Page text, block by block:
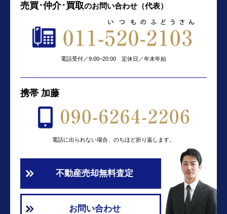
売買･仲介･買取のお問い合わせ（代表）
電話受付／9:00~20:00 定休日／年末年始
携帯 加藤
電話に出られない場合、のちほど折り返します。
不動産売却無料査定
お問い合わせ